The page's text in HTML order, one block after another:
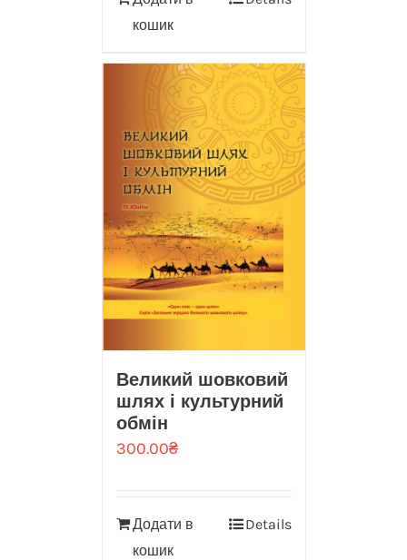
кошик
Великий шовковий
шлях і культурний
обмін
300.00₴
Додати в
кошик
Details